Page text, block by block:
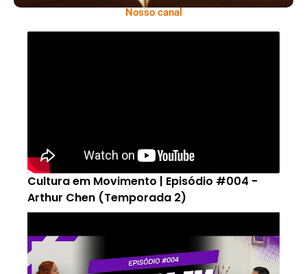
Nosso canal
Cultura em Movimento | Episódio #004 -
Arthur Chen (Temporada 2)